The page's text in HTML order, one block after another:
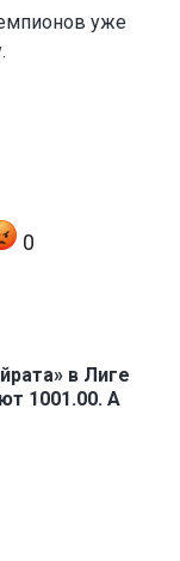
уже
0
в Лиге
1001.00. А